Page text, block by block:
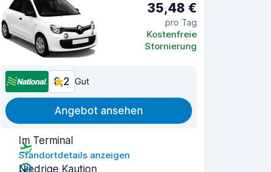
35,48 €
pro Tag
Kostenfreie
Stornierung
8,2 Gut
Angebot ansehen
Im Terminal
Standortdetails anzeigen
Niedrige Kaution